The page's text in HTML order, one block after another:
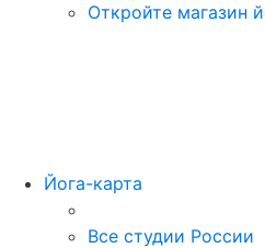
Откройте магазин
Йога-карта
Все студии России